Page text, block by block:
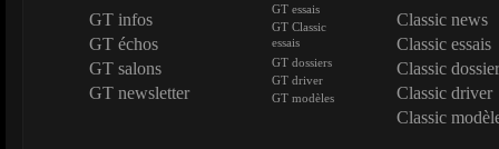
GT infos
GT échos
GT salons
GT newsletter
GT essais
GT Classic
essais
GT dossiers
GT driver
GT modèles
Classic news
Classic essais
Classic
Classic driver
Classic